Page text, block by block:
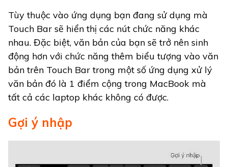
Tùy thuộc vào ứng dụng bạn đang sử dụng mà
Touch Bar sẽ hiển thị các nút chức năng khác
nhau. Đặc biệt, văn bản của bạn sẽ trở nên sinh
động hơn với chức năng thêm biểu tượng vào văn
bản trên Touch Bar trong một số ứng dụng xử lý
văn bản đó là 1 điểm cộng trong MacBook mà
tất cả các laptop khác không có được.
Gợi ý nhập